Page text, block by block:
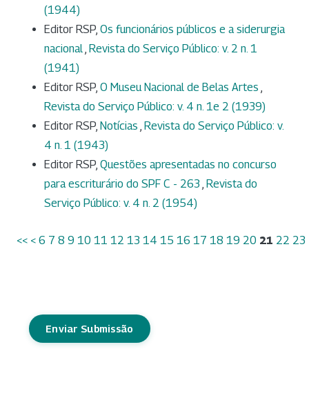
(1944)
Editor RSP, Os funcionários públicos e a siderurgia
nacional, Revista do Serviço Público: v. 2 n. 1
(1941)
Editor RSP, O Museu Nacional de Belas Artes ,
Revista do Serviço Público: v. 4 n. 1e 2 (1939)
Editor RSP, Notícias , Revista do Serviço Público: v.
4 n. 1 (1943)
Editor RSP, Questões apresentadas no concurso
para escriturário do SPF C - 263 , Revista do
Serviço Público: v. 4 n. 2 (1954)
<< < 6 7 8 9 10 11 12 13 14 15 16 17 18 19 20 21 22 23
Enviar Submissão